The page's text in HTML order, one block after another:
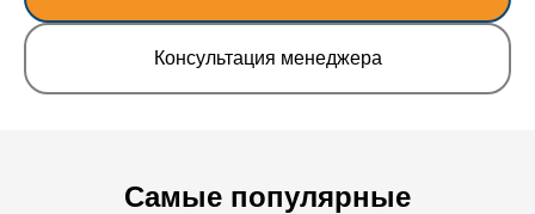
Консультация менеджера
Самые популярные